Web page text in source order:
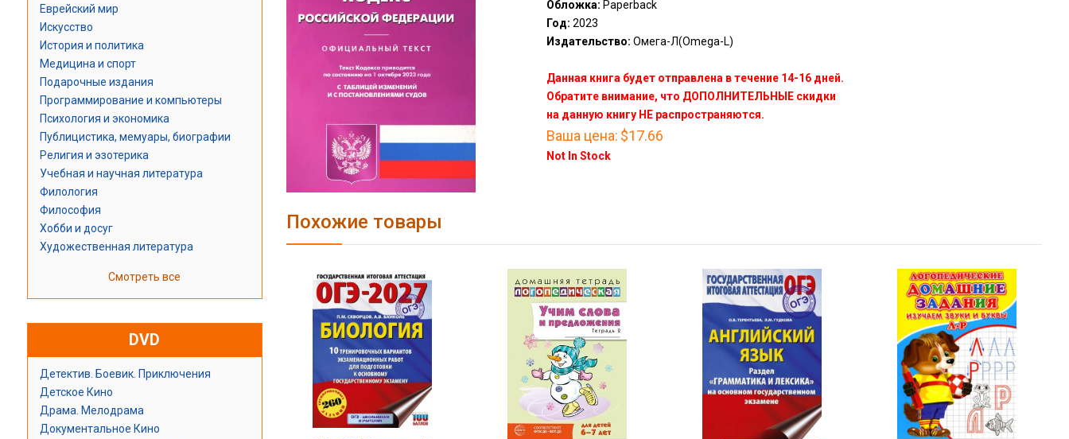
Еврейский мир
Искусство
История и политика
Медицина и спорт
Подарочные издания
Программирование и компьютеры
Психология и экономика
Публицистика, мемуары, биографии
Религия и эзотерика
Учебная и научная литература
Филология
Философия
Хобби и досуг
Художественная литература
Смотреть все
DVD
Детектив. Боевик. Приключения
Детское Кино
Драма. Мелодрама
Документальное Кино
Обложка: Paperback
Год: 2023
Издательство: Омега-Л(Omega-L)
Данная книга будет отправлена в течение 14-16 дней.
Обратите внимание, что ДОПОЛНИТЕЛЬНЫЕ скидки
на данную книгу НЕ распространяются.
Ваша цена: $17.66
Not In Stock
Похожие товары